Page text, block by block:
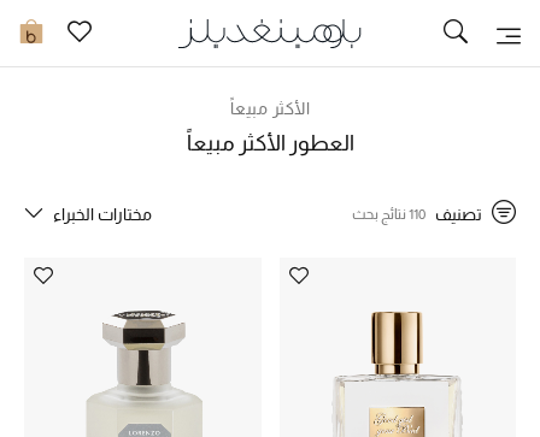
0 توصيل سريع
ما وصلنا حديثاً
الحقائب النسائية
أحذية النسائية
الأكثر مبيعاً
العطور الأكثر مبيعاً
تصنيف 110 نتائج بحث مختارات الخبراء